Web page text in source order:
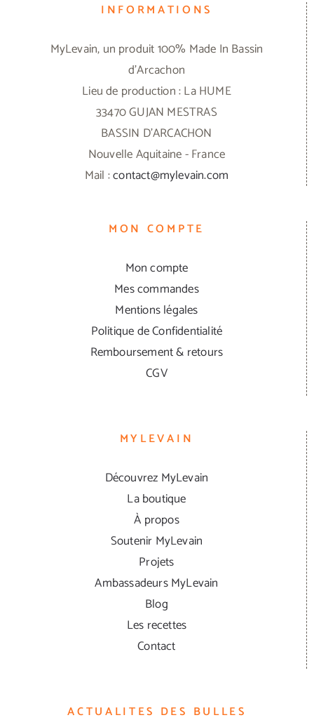
INFORMATIONS
MyLevain, un produit 100% Made In Bassin
d'Arcachon
Lieu de production : La HUME
33470 GUJAN MESTRAS
BASSIN D'ARCACHON
Nouvelle Aquitaine - France
Mail :contact@mylevain.com
MON COMPTE
Mon compte
Mes commandes
Mentions légales
Politique de Confidentialité
Remboursement & retours
CGV
MYLEVAIN
Découvrez MyLevain
La boutique
À propos
Soutenir MyLevain
Projets
Ambassadeurs MyLevain
Blog
Les recettes
Contact
ACTUALITES DES BULLES